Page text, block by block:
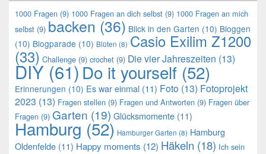
1000 Fragen (9) 1000 Fragen an dich selbst (9) 1000 Fragen an mich
selbst (9) backen (36) Blick in den Garten (10) Bloggen
(10) Blogparade (10) Blüten (8) Casio Exilim Z1200
(33) Challenge (9) crochet (9) Die vier Jahreszeiten (13)
DIY (61)Do it yourself (52)
Erinnerungen (10) Es war einmal (11) Foto (13) Fotoprojekt
2023 (13) Fragen stellen (9) Fragen und Antworten (9) Fragen über
Fragen (9) Garten (19) Glücksmomente (11)
Hamburg (52) Hamburger Garten (8) Hamburg
Oldenfelde (11) Happy moments (12) Häkeln (18) Ich sein